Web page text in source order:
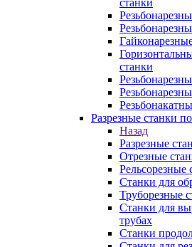
станки
станки
Разрезные станки
Назад
Разрезные
Отрезные
Рельсорезные
Станки для
Труборезные
Станки для
трубаx
Станки